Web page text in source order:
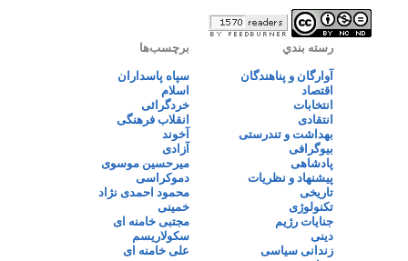
رسته بندي
آوارگان و پناهندگان
اقتصاد
انتخابات
انتقادی
بهداشت و تندرستی
بیوگرافی
پادشاهی
پیشنهاد و نظریات
تاریخی
تکنولوژی
جنایات رژیم
دینی
زندانی سیاسی
برچسب‌ها
سپاه پاسداران
اسلام
خردگرائی
انقلاب فرهنگی
آخوند
آزادی
میرحسین موسوی
دموکراسی
محمود احمدی نژاد
خمینی
مجتبی خامنه ای
سکولاریسم
علی خامنه ای